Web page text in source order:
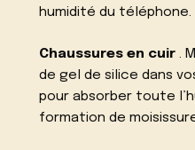
humidité du téléphone.
Chaussures en cuir .
de gel de silice dans
pour absorber toute
formation de